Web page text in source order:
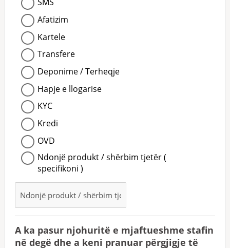
Afatizim
Kartele
Transfere
Deponime / Terheqje
Hapje e llogarise
KYC
Kredi
OVD
Ndonjë produkt / shërbim tjetër (
specifikoni )
A ka pasur njohuritë e mjaftueshme stafin
në degë dhe a keni pranuar përgjigje të